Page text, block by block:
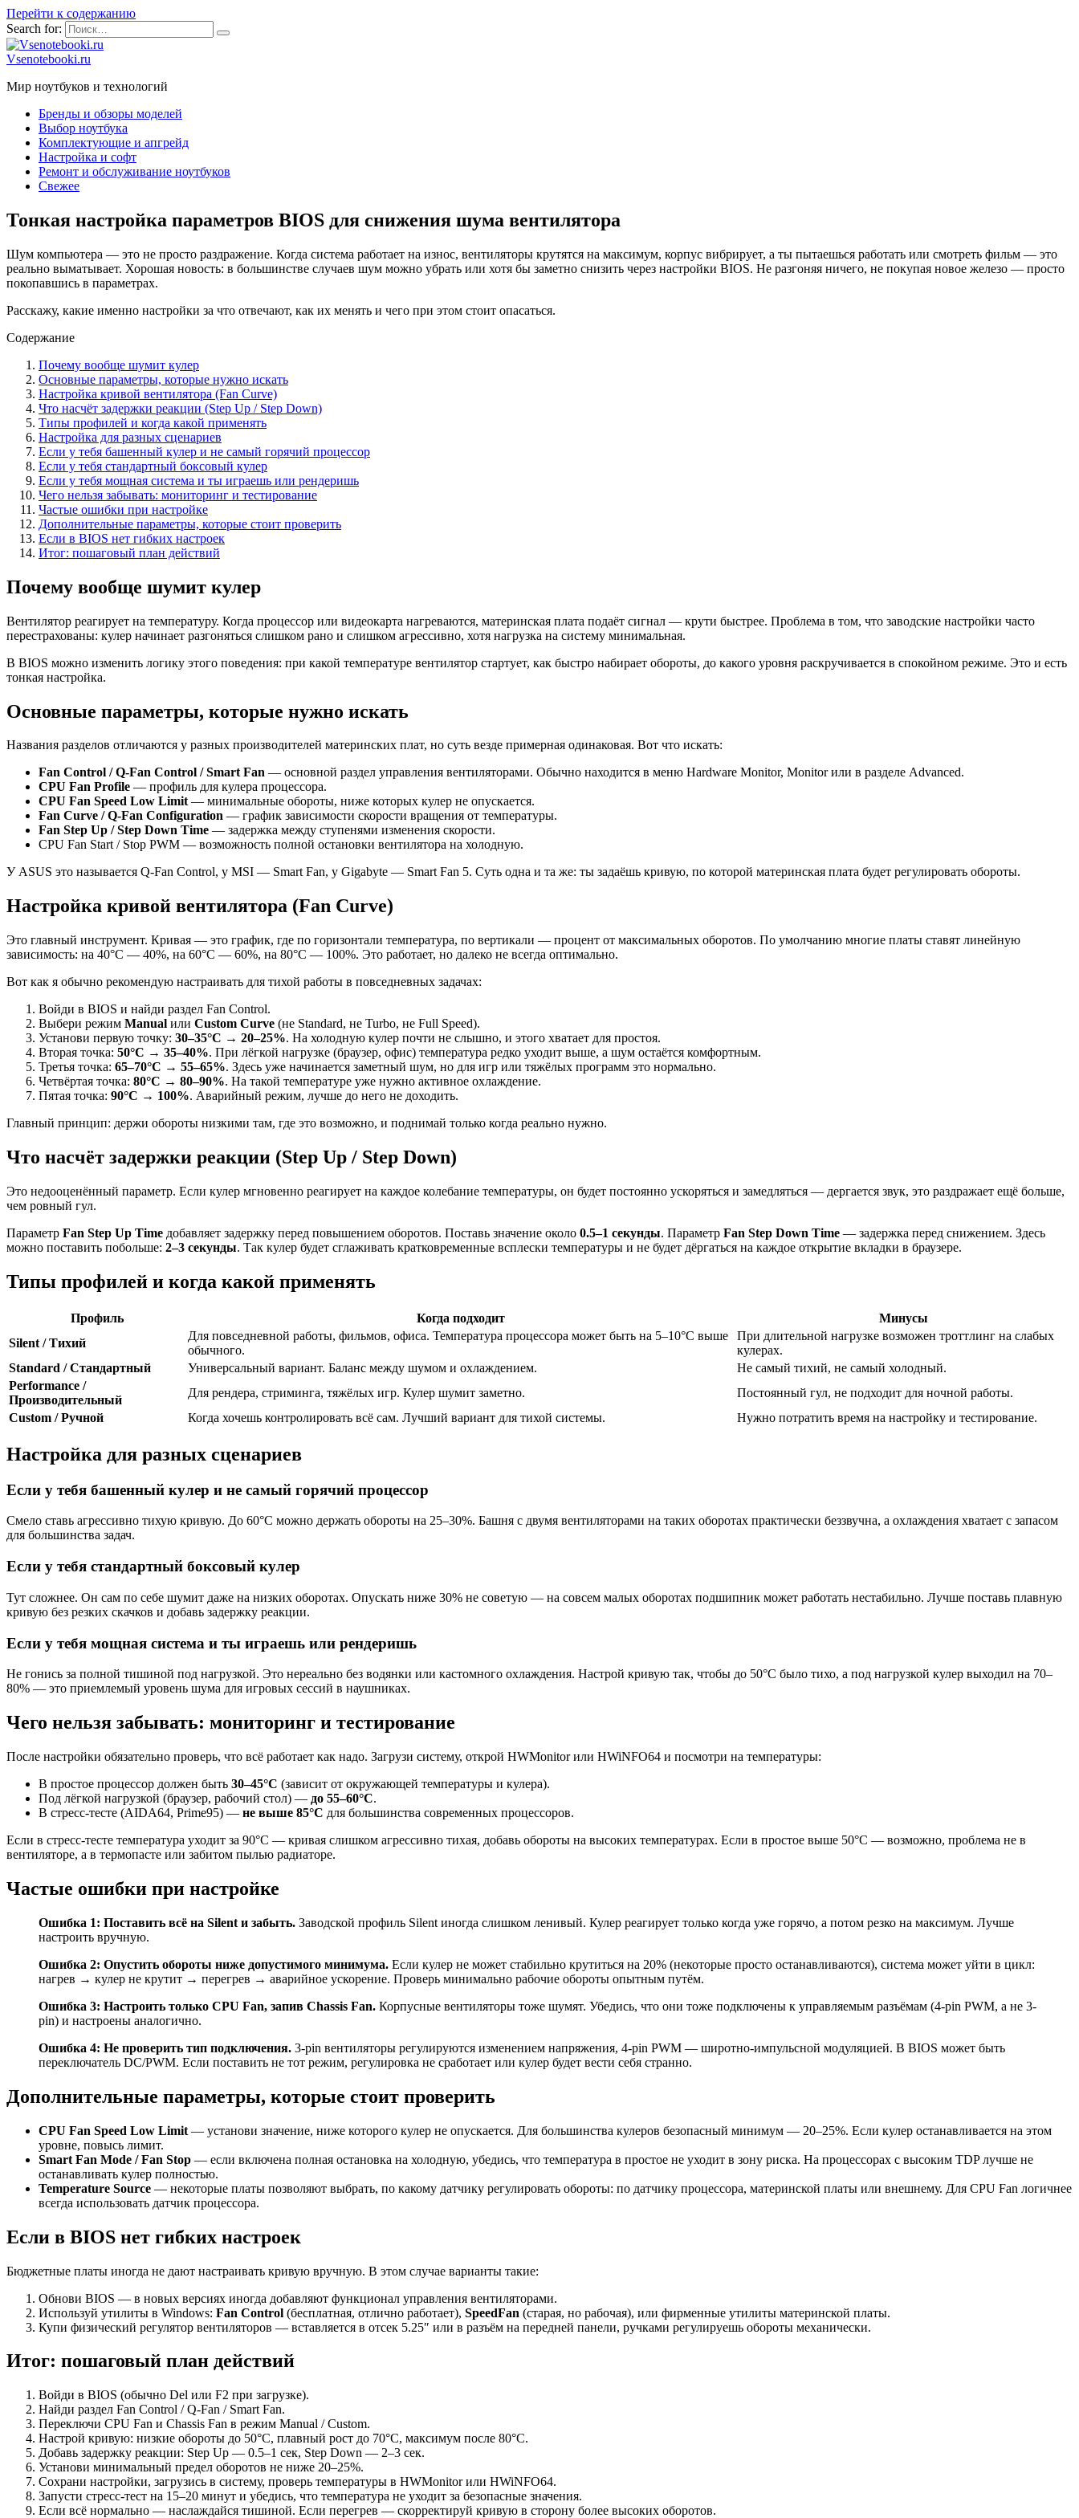
Перейти к содержанию
Search for:
Vsenotebooki.ru
Мир ноутбуков и технологий
Бренды и обзоры моделей
Выбор ноутбука
Комплектующие и апгрейд
Настройка и софт
Ремонт и обслуживание ноутбуков
Свежее
Тонкая настройка параметров BIOS для снижения шума вентилятора
Шум компьютера — это не просто раздражение. Когда система работает на износ, вентиляторы крутятся на максимум, корпус вибрирует, а ты пытаешься работать или смотреть фильм — это
реально выматывает. Хорошая новость: в большинстве случаев шум можно убрать или хотя бы заметно снизить через настройки BIOS. Не разгоняя ничего, не покупая новое железо — просто
покопавшись в параметрах.
Расскажу, какие именно настройки за что отвечают, как их менять и чего при этом стоит опасаться.
Содержание
Почему вообще шумит кулер
Основные параметры, которые нужно искать
Настройка кривой вентилятора (Fan Curve)
Что насчёт задержки реакции (Step Up / Step Down)
Типы профилей и когда какой применять
Настройка для разных сценариев
Если у тебя башенный кулер и не самый горячий процессор
Если у тебя стандартный боксовый кулер
Если у тебя мощная система и ты играешь или рендеришь
Чего нельзя забывать: мониторинг и тестирование
Частые ошибки при настройке
Дополнительные параметры, которые стоит проверить
Если в BIOS нет гибких настроек
Итог: пошаговый план действий
Почему вообще шумит кулер
Вентилятор реагирует на температуру. Когда процессор или видеокарта нагреваются, материнская плата подаёт сигнал — крути быстрее. Проблема в том, что заводские настройки часто
перестрахованы: кулер начинает разгоняться слишком рано и слишком агрессивно, хотя нагрузка на систему минимальная.
В BIOS можно изменить логику этого поведения: при какой температуре вентилятор стартует, как быстро набирает обороты, до какого уровня раскручивается в спокойном режиме. Это и есть
тонкая настройка.
Основные параметры, которые нужно искать
Названия разделов отличаются у разных производителей материнских плат, но суть везде примерная одинаковая. Вот что искать:
Fan Control / Q-Fan Control / Smart Fan — основной раздел управления вентиляторами. Обычно находится в меню Hardware Monitor, Monitor или в разделе Advanced.
CPU Fan Profile — профиль для кулера процессора.
CPU Fan Speed Low Limit— минимальные обороты, ниже которых кулер не опускается.
Fan Curve / Q-Fan Configuration — график зависимости скорости вращения от температуры.
Fan Step Up / Step Down Time — задержка между ступенями изменения скорости.
CPU Fan Start / Stop PWM — возможность полной остановки вентилятора на холодную.
У ASUS это называется Q-Fan Control, у MSI — Smart Fan, у Gigabyte — Smart Fan 5. Суть одна и та же: ты задаёшь кривую, по которой материнская плата будет регулировать обороты.
Настройка кривой вентилятора (Fan Curve)
Это главный инструмент. Кривая — это график, где по горизонтали температура, по вертикали — процент от максимальных оборотов. По умолчанию многие платы ставят линейную
зависимость: на 40°C — 40%, на 60°C — 60%, на 80°C — 100%. Это работает, но далеко не всегда оптимально.
Вот как я обычно рекомендую настраивать для тихой работы в повседневных задачах:
Войди в BIOS и найди раздел Fan Control.
Выбери режим Manual или Custom Curve (не Standard, не Turbo, не Full Speed).
Установи первую точку: 30–35°C → 20–25%. На холодную кулер почти не слышно, и этого хватает для простоя.
Вторая точка: 50°C → 35–40%. При лёгкой нагрузке (браузер, офис) температура редко уходит выше, а шум остаётся комфортным.
Третья точка: 65–70°C → 55–65%. Здесь уже начинается заметный шум, но для игр или тяжёлых программ это нормально.
Четвёртая точка: 80°C → 80–90%. На такой температуре уже нужно активное охлаждение.
Пятая точка: 90°C → 100%. Аварийный режим, лучше до него не доходить.
Главный принцип: держи обороты низкими там, где это возможно, и поднимай только когда реально нужно.
Что насчёт задержки реакции (Step Up / Step Down)
Это недооценённый параметр. Если кулер мгновенно реагирует на каждое колебание температуры, он будет постоянно ускоряться и замедляться — дергается звук, это раздражает ещё больше,
чем ровный гул.
Параметр Fan Step Up Time добавляет задержку перед повышением оборотов. Поставь значение около 0.5–1 секунды. Параметр Fan Step Down Time — задержка перед снижением. Здесь
можно поставить побольше: 2–3 секунды. Так кулер будет сглаживать кратковременные всплески температуры и не будет дёргаться на каждое открытие вкладки в браузере.
Типы профилей и когда какой применять
Профиль Когда подходит
Минусы
Silent / Тихий
Для повседневной работы, фильмов, офиса. Температура процессора может быть на 5–10°C выше
обычного.
При длительной нагрузке возможен троттлинг на слабых
кулерах.
Standard / Стандартный
Универсальный вариант. Баланс между шумом и охлаждением.
Не самый тихий, не самый холодный.
Performance /
Производительный
Для рендера, стриминга, тяжёлых игр. Кулер шумит заметно.
Постоянный гул, не подходит для ночной работы.
Custom / Ручной
Когда хочешь контролировать всё сам. Лучший вариант для тихой системы. Нужно потратить время на настройку и тестирование.
Настройка для разных сценариев
Если у тебя башенный кулер и не самый горячий процессор
Смело ставь агрессивно тихую кривую. До 60°C можно держать обороты на 25–30%. Башня с двумя вентиляторами на таких оборотах практически беззвучна, а охлаждения хватает с запасом
для большинства задач.
Если у тебя стандартный боксовый кулер
Тут сложнее. Он сам по себе шумит даже на низких оборотах. Опускать ниже 30% не советую — на совсем малых оборотах подшипник может работать нестабильно. Лучше поставь плавную
кривую без резких скачков и добавь задержку реакции.
Если у тебя мощная система и ты играешь или рендеришь
Не гонись за полной тишиной под нагрузкой. Это нереально без водянки или кастомного охлаждения. Настрой кривую так, чтобы до 50°C было тихо, а под нагрузкой кулер выходил на 70–
80% — это приемлемый уровень шума для игровых сессий в наушниках.
Чего нельзя забывать: мониторинг и тестирование
После настройки обязательно проверь, что всё работает как надо. Загрузи систему, открой HWMonitor или HWiNFO64 и посмотри на температуры:
В простое процессор должен быть 30–45°C (зависит от окружающей температуры и кулера).
Под лёгкой нагрузкой (браузер, рабочий стол) — до 55–60°C.
В стресс-тесте (AIDA64, Prime95) — не выше 85°C для большинства современных процессоров.
Если в стресс-тесте температура уходит за 90°C — кривая слишком агрессивно тихая, добавь обороты на высоких температурах. Если в простое выше 50°C — возможно, проблема не в
вентиляторе, а в термопасте или забитом пылью радиаторе.
Частые ошибки при настройке
Ошибка 1: Поставить всё на Silent и забыть. Заводской профиль Silent иногда слишком ленивый. Кулер реагирует только когда уже горячо, а потом резко на максимум. Лучше
настроить вручную.
Ошибка 2: Опустить обороты ниже допустимого минимума. Если кулер не может стабильно крутиться на 20% (некоторые просто останавливаются), система может уйти в цикл:
нагрев → кулер не крутит → перегрев → аварийное ускорение. Проверь минимально рабочие обороты опытным путём.
Ошибка 3: Настроить только CPU Fan, запив Chassis Fan. Корпусные вентиляторы тоже шумят. Убедись, что они тоже подключены к управляемым разъёмам (4-pin PWM, а не 3-
pin) и настроены аналогично.
Ошибка 4: Не проверить тип подключения. 3-pin вентиляторы регулируются изменением напряжения, 4-pin PWM — широтно-импульсной модуляцией. В BIOS может быть
переключатель DC/PWM. Если поставить не тот режим, регулировка не сработает или кулер будет вести себя странно.
Дополнительные параметры, которые стоит проверить
CPU Fan Speed Low Limit — установи значение, ниже которого кулер не опускается. Для большинства кулеров безопасный минимум — 20–25%. Если кулер останавливается на этом
уровне, повысь лимит.
Smart Fan Mode / Fan Stop — если включена полная остановка на холодную, убедись, что температура в простое не уходит в зону риска. На процессорах с высоким TDP лучше не
останавливать кулер полностью.
Temperature Source — некоторые платы позволяют выбрать, по какому датчику регулировать обороты: по датчику процессора, материнской платы или внешнему. Для CPU Fan логичнее
всегда использовать датчик процессора.
Если в BIOS нет гибких настроек
Бюджетные платы иногда не дают настраивать кривую вручную. В этом случае варианты такие:
Обнови BIOS — в новых версиях иногда добавляют функционал управления вентиляторами.
Используй утилиты в Windows: Fan Control (бесплатная, отлично работает), SpeedFan (старая, но рабочая), или фирменные утилиты материнской платы.
Купи физический регулятор вентиляторов — вставляется в отсек 5.25″ или в разъём на передней панели, ручками регулируешь обороты механически.
Итог: пошаговый план действий
Войди в BIOS (обычно Del или F2 при загрузке).
Найди раздел Fan Control / Q-Fan / Smart Fan.
Переключи CPU Fan и Chassis Fan в режим Manual / Custom.
Настрой кривую: низкие обороты до 50°C, плавный рост до 70°C, максимум после 80°C.
Добавь задержку реакции: Step Up — 0.5–1 сек, Step Down — 2–3 сек.
Установи минимальный предел оборотов не ниже 20–25%.
Сохрани настройки, загрузись в систему, проверь температуры в HWMonitor или HWiNFO64.
Запусти стресс-тест на 15–20 минут и убедись, что температура не уходит за безопасные значения.
Если всё нормально — наслаждайся тишиной. Если перегрев — скорректируй кривую в сторону более высоких оборотов.